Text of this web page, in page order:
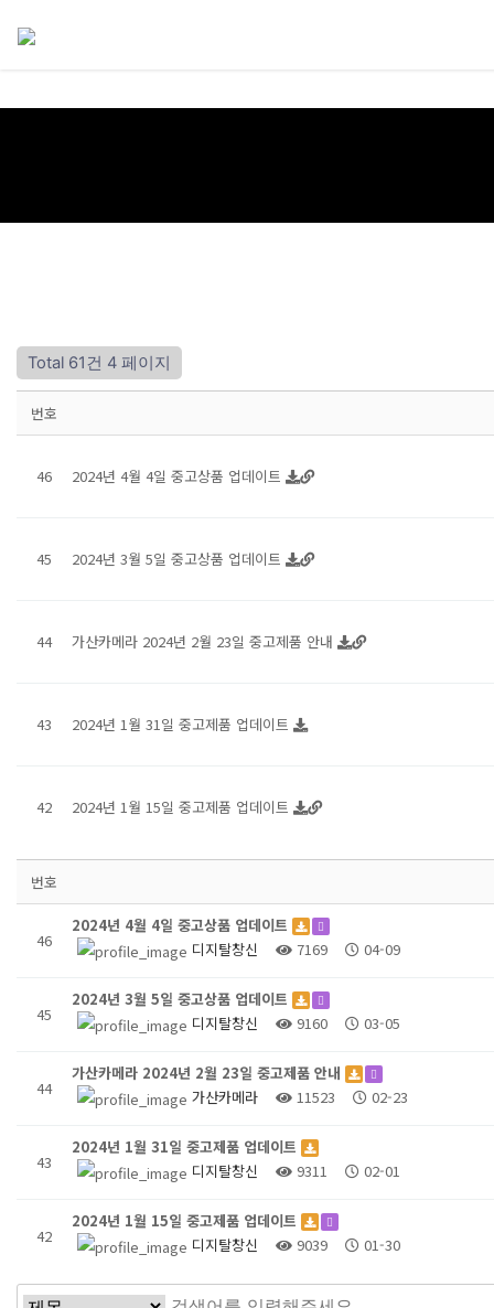
Total 61건 4 페이지
번호
46 2024년 4월 4일 중고상품 업데이트
45 2024년 3월 5일 중고상품 업데이트
44 가산카메라 2024년 2월 23일 중고제품 안내
43 2024년 1월 31일 중고제품 업데이트
42 2024년 1월 15일 중고제품 업데이트
번호
46
2024년 4월 4일 중고상품 업데이트
디지탈창신
7169 04-09
45
2024년 3월 5일 중고상품 업데이트
디지탈창신
9160 03-05
44
가산카메라 2024년 2월 23일 중고제품 안내
가산카메라
11523 02-23
43
2024년 1월 31일 중고제품 업데이트
디지탈창신
9311 02-01
42
2024년 1월 15일 중고제품 업데이트
디지탈창신
9039 01-30